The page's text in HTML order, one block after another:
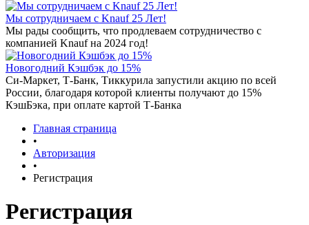
Мы сотрудничаем с Knauf 25 Лет!
Мы рады сообщить, что продлеваем сотрудничество с
компанией Knauf на 2024 год!
Новогодний Кэшбэк до 15%
Си-Маркет, Т-Банк, Тиккурила запустили акцию по всей
России, благодаря которой клиенты получают до 15%
КэшБэка, при оплате картой Т-Банка
Главная страница
•
Авторизация
•
Регистрация
Регистрация